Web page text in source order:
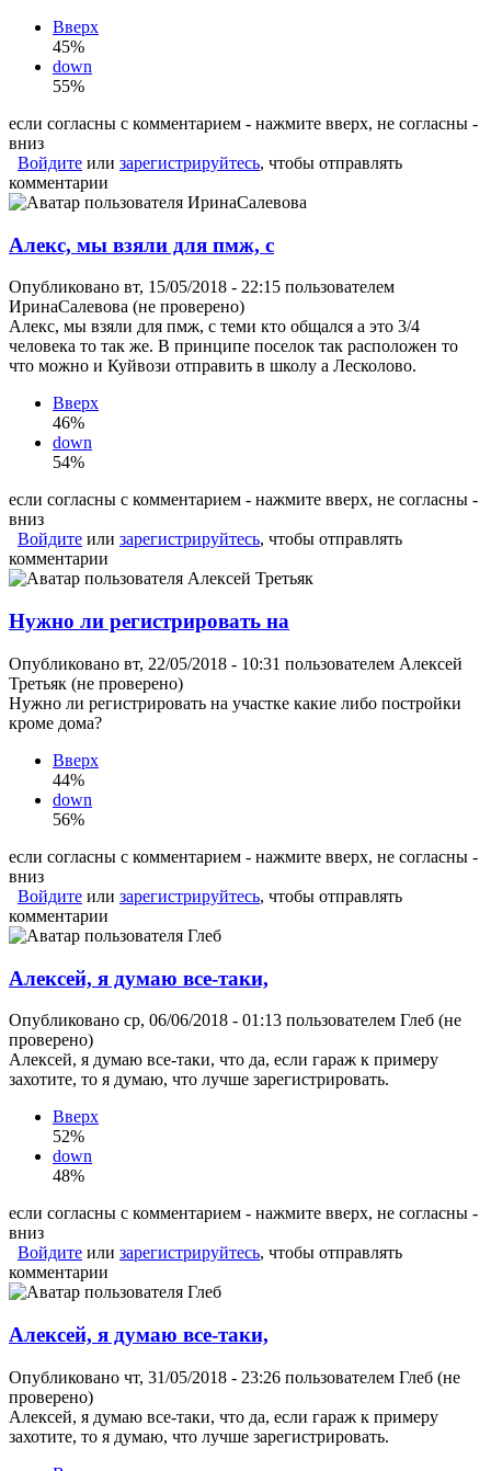
Вверх
45%
down
55%
если согласны с комментарием - нажмите вверх, не согласны -
вниз
Войдите или зарегистрируйтесь, чтобы отправлять
комментарии
Алекс, мы взяли для пмж, с
Опубликовано вт, 15/05/2018 - 22:15 пользователем
ИринаСалевова (не проверено)
Алекс, мы взяли для пмж, с теми кто общался а это 3/4
человека то так же. В принципе поселок так расположен то
что можно и Куйвози отправить в школу а Лесколово.
Вверх
46%
down
54%
если согласны с комментарием - нажмите вверх, не согласны -
вниз
Войдите или зарегистрируйтесь, чтобы отправлять
комментарии
Нужно ли регистрировать на
Опубликовано вт, 22/05/2018 - 10:31 пользователем Алексей
Третьяк (не проверено)
Нужно ли регистрировать на участке какие либо постройки
кроме дома?
Вверх
44%
down
56%
если согласны с комментарием - нажмите вверх, не согласны -
вниз
Войдите или зарегистрируйтесь, чтобы отправлять
комментарии
Алексей, я думаю все-таки,
Опубликовано ср, 06/06/2018 - 01:13 пользователем Глеб (не
проверено)
Алексей, я думаю все-таки, что да, если гараж к примеру
захотите, то я думаю, что лучше зарегистрировать.
Вверх
52%
down
48%
если согласны с комментарием - нажмите вверх, не согласны -
вниз
Войдите или зарегистрируйтесь, чтобы отправлять
комментарии
Алексей, я думаю все-таки,
Опубликовано чт, 31/05/2018 - 23:26 пользователем Глеб (не
проверено)
Алексей, я думаю все-таки, что да, если гараж к примеру
захотите, то я думаю, что лучше зарегистрировать.